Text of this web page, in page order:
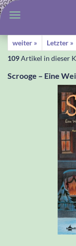
weiter »
Letzter »
109Artikel in dieser
Scrooge – Eine